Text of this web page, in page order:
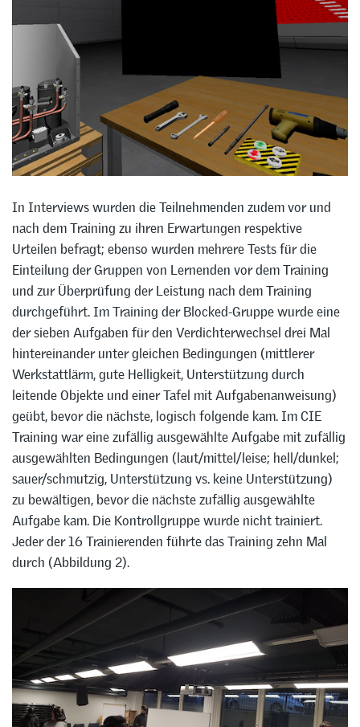
In Interviews wurden die Teilnehmenden zudem vor und
nach dem Training zu ihren Erwartungen respektive
Urteilen befragt; ebenso wurden mehrere Tests für die
Einteilung der Gruppen von Lernenden vor dem Training
und zur Überprüfung der Leistung nach dem Training
durchgeführt. Im Training der Blocked-Gruppe wurde eine
der sieben Aufgaben für den Verdichterwechsel drei Mal
hintereinander unter gleichen Bedingungen (mittlerer
Werkstattlärm, gute Helligkeit, Unterstützung durch
leitende Objekte und einer Tafel mit Aufgabenanweisung)
geübt, bevor die nächste, logisch folgende kam. Im CIE
Training war eine zufällig ausgewählte Aufgabe mit zufällig
ausgewählten Bedingungen (laut/mittel/leise; hell/dunkel;
sauer/schmutzig, Unterstützung vs. keine Unterstützung)
zu bewältigen, bevor die nächste zufällig ausgewählte
Aufgabe kam. Die Kontrollgruppe wurde nicht trainiert.
Jeder der 16 Trainierenden führte das Training zehn Mal
durch (Abbildung 2).